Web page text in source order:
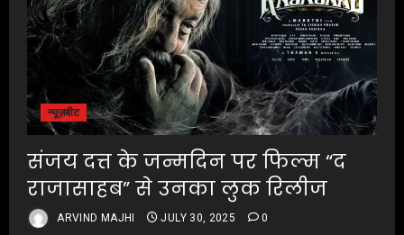
न्यूज़बीट
संजय दत्त के जन्मदिन पर फिल्म “द
राजासाहब” से उनका लुक रिलीज
ARVIND MAJHI JULY 30, 2025 0